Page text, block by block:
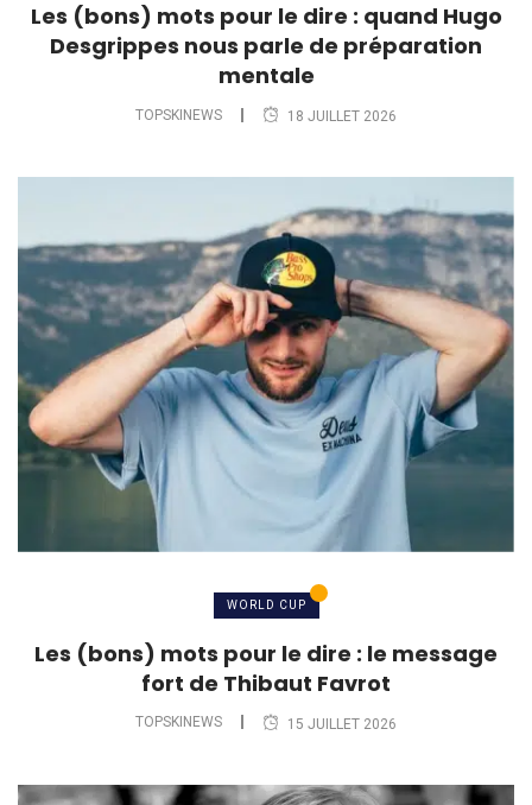
Les (bons) mots pour le dire : quand Hugo
Desgrippes nous parle de préparation
mentale
TOPSKINEWS 18 JUILLET 2026
WORLD CUP
Les (bons) mots pour le dire : le message
fort de Thibaut Favrot
TOPSKINEWS 15 JUILLET 2026